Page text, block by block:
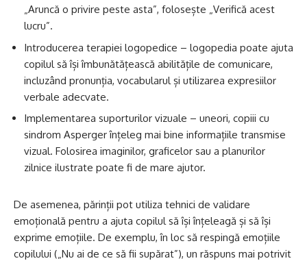
„Aruncă o privire peste asta”, folosește „Verifică acest
lucru”.
Introducerea terapiei logopedice – logopedia poate ajuta
copilul să își îmbunătățească abilitățile de comunicare,
incluzând pronunția, vocabularul și utilizarea expresiilor
verbale adecvate.
Implementarea suporturilor vizuale – uneori, copiii cu
sindrom Asperger înțeleg mai bine informațiile transmise
vizual. Folosirea imaginilor, graficelor sau a planurilor
zilnice ilustrate poate fi de mare ajutor.
De asemenea, părinții pot utiliza tehnici de validare
emoțională pentru a ajuta copilul să își înțeleagă și să își
exprime emoțiile. De exemplu, în loc să respingă emoțiile
copilului („Nu ai de ce să fii supărat”), un răspuns mai potrivit